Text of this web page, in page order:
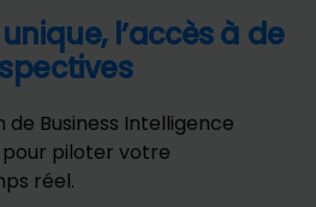
l’accès à de
de Business Intelligence
pour piloter votre
réel.